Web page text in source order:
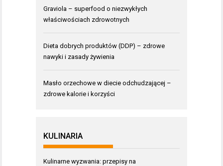
Graviola – superfood o niezwykłych
właściwościach zdrowotnych
Dieta dobrych produktów (DDP) – zdrowe
nawyki i zasady żywienia
Masło orzechowe w diecie odchudzającej –
zdrowe kalorie i korzyści
KULINARIA
Kulinarne wyzwania: przepisy na